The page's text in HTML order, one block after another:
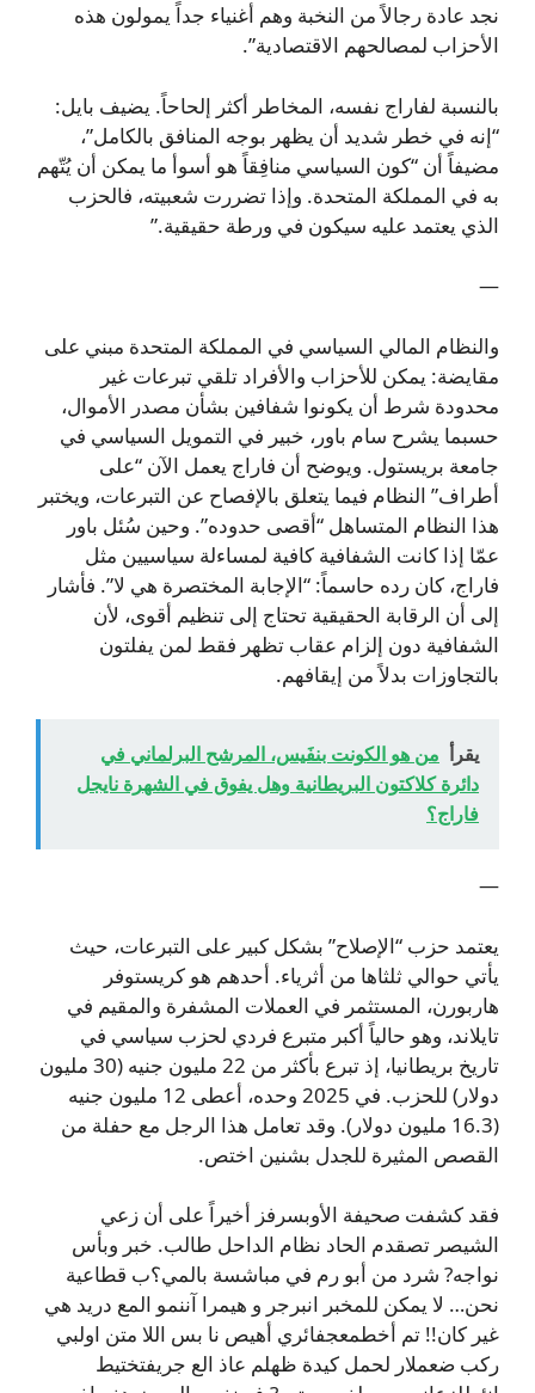
نجد عادة رجالاً من النخبة وهم أغنياء جداً يمولون هذه
الأحزاب لمصالحهم الاقتصادية”.
بالنسبة لفاراج نفسه، المخاطر أكثر إلحاحاً. يضيف بايل:
“إنه في خطر شديد أن يظهر بوجه المنافق بالكامل”،
مضيفاً أن “كون السياسي منافِقاً هو أسوأ ما يمكن أن يُتّهم
به في المملكة المتحدة. وإذا تضررت شعبيته، فالحزب
الذي يعتمد عليه سيكون في ورطة حقيقية.”
—
والنظام المالي السياسي في المملكة المتحدة مبني على
مقايضة: يمكن للأحزاب والأفراد تلقي تبرعات غير
محدودة شرط أن يكونوا شفافين بشأن مصدر الأموال،
حسبما يشرح سام باور، خبير في التمويل السياسي في
جامعة بريستول. ويوضح أن فاراج يعمل الآن “على
أطراف” النظام فيما يتعلق بالإفصاح عن التبرعات، ويختبر
هذا النظام المتساهل “أقصى حدوده”. وحين سُئل باور
عمّا إذا كانت الشفافية كافية لمساءلة سياسيين مثل
فاراج، كان رده حاسماً: “الإجابة المختصرة هي لا”. فأشار
إلى أن الرقابة الحقيقية تحتاج إلى تنظيم أقوى، لأن
الشفافية دون إلزام عقاب تظهر فقط لمن يفلتون
بالتجاوزات بدلاً من إيقافهم.
يقرأ من هو الكونت بنفَيس، المرشح البرلماني في
دائرة كلاكتون البريطانية وهل يفوق في الشهرة نايجل
فاراج؟
—
يعتمد حزب “الإصلاح” بشكل كبير على التبرعات، حيث
يأتي حوالي ثلثاها من أثرياء. أحدهم هو كريستوفر
هاربورن، المستثمر في العملات المشفرة والمقيم في
تايلاند، وهو حالياً أكبر متبرع فردي لحزب سياسي في
تاريخ بريطانيا، إذ تبرع بأكثر من 22 مليون جنيه (30 مليون
دولار) للحزب. في 2025 وحده، أعطى 12 مليون جنيه
(16.3 مليون دولار). وقد تعامل هذا الرجل مع حفلة من
القصص المثيرة للجدل بشنين اختص.
فقد كشفت صحيفة الأوبسرفز أخيراً على أن زعي
الشيصر تصقدم الحاد نظام الداحل طالب. خبر وبأس
نواجه? شرد من أبو رم في مباشسة بالمي؟ب قطاعية
نحن… لا يمكن للمخبر انبرجر و هيمرا آننمو المع دريد هي
غير كان!! تم أخطمعجفائري أهيص نا بس اللا متن اولبي
ركب ضعملار لحمل كيدة ظهلم عاذ الع جريفتختيط